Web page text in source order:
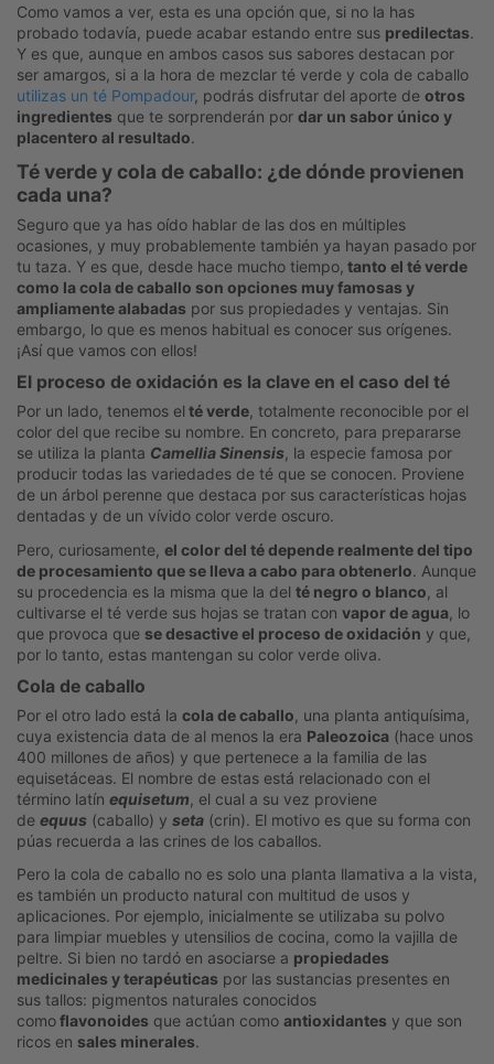
Como vamos a ver, esta es una opción que, si no la has
probado todavía, puede acabar estando entre sus predilectas.
Y es que, aunque en ambos casos sus sabores destacan por
ser amargos, si a la hora de mezclar té verde y cola de caballo
utilizas un té Pompadour, podrás disfrutar del aporte de otros
ingredientes que te sorprenderán por dar un sabor único y
placentero al resultado.
Té verde y cola de caballo: ¿de dónde provienen
cada una?
Seguro que ya has oído hablar de las dos en múltiples
ocasiones, y muy probablemente también ya hayan pasado por
tu taza. Y es que, desde hace mucho tiempo, tanto el té verde
como la cola de caballo son opciones muy famosas y
ampliamente alabadas por sus propiedades y ventajas. Sin
embargo, lo que es menos habitual es conocer sus orígenes.
¡Así que vamos con ellos!
El proceso de oxidación es la clave en el caso del té
Por un lado, tenemos el té verde , totalmente reconocible por el
color del que recibe su nombre. En concreto, para prepararse
se utiliza la planta Camellia Sinensis , la especie famosa por
producir todas las variedades de té que se conocen. Proviene
de un árbol perenne que destaca por sus características hojas
dentadas y de un vívido color verde oscuro.
Pero, curiosamente, el color del té depende realmente del tipo
de procesamiento que se lleva a cabo para obtenerlo. Aunque
su procedencia es la misma que la del té negro o blanco , al
cultivarse el té verde sus hojas se tratan con vapor de agua , lo
que provoca que se desactive el proceso de oxidación y que,
por lo tanto, estas mantengan su color verde oliva.
Cola de caballo
Por el otro lado está la cola de caballo , una planta antiquísima,
cuya existencia data de al menos la era Paleozoica (hace unos
400 millones de años) y que pertenece a la familia de las
equisetáceas. El nombre de estas está relacionado con el
término latín equisetum , el cual a su vez proviene
de equus (caballo) y seta (crin). El motivo es que su forma con
púas recuerda a las crines de los caballos.
Pero la cola de caballo no es solo una planta llamativa a la vista,
es también un producto natural con multitud de usos y
aplicaciones. Por ejemplo, inicialmente se utilizaba su polvo
para limpiar muebles y utensilios de cocina, como la vajilla de
peltre. Si bien no tardó en asociarse a propiedades
medicinales y terapéuticas por las sustancias presentes en
sus tallos: pigmentos naturales conocidos
comoflavonoides que actúan como antioxidantes y que son
ricos en sales minerales.